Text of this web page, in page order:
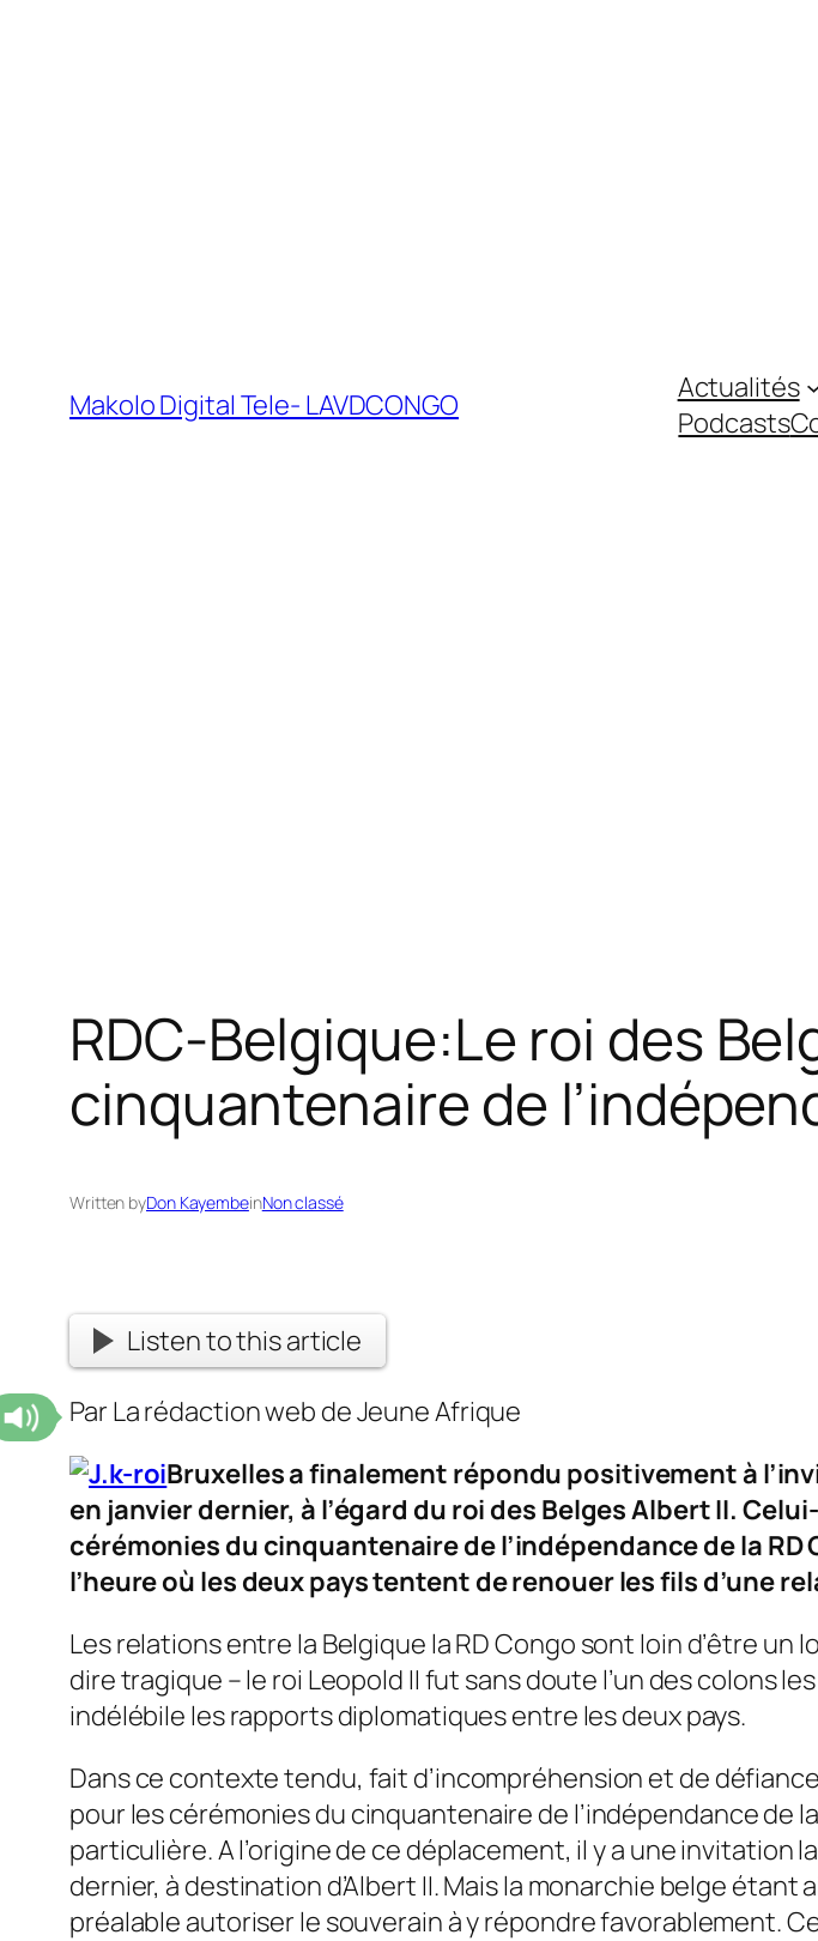
Makolo Digital Tele- LAVDCONGO Actualités
Podcasts
RDC-Belgique:Le roi des
cinquantenaire de
Written byDon KayembeinNon classé
Listen to this article
Par La rédaction web de Jeune Afrique
Bruxelles a finalement répondu positivement à
en janvier dernier, à l’égard du roi des Belges Albert II.
cérémonies du cinquantenaire de l’indépendance de la
l’heure où les deux pays tentent de renouer les fils d’une
Les relations entre la Belgique la RD Congo sont loin d’être
dire tragique – le roi Leopold II fut sans doute l’un des colons
indélébile les rapports diplomatiques entre les deux pays.
Dans ce contexte tendu, fait d’incompréhension et de
pour les cérémonies du cinquantenaire de l’indépendance de
particulière. A l’origine de ce déplacement, il y a une invitation
dernier, à destination d’Albert II. Mais la monarchie belge étant
préalable autoriser le souverain à y répondre favorablement.